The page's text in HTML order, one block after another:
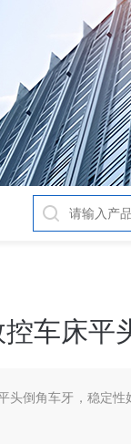
车床平
头倒角车牙，稳定